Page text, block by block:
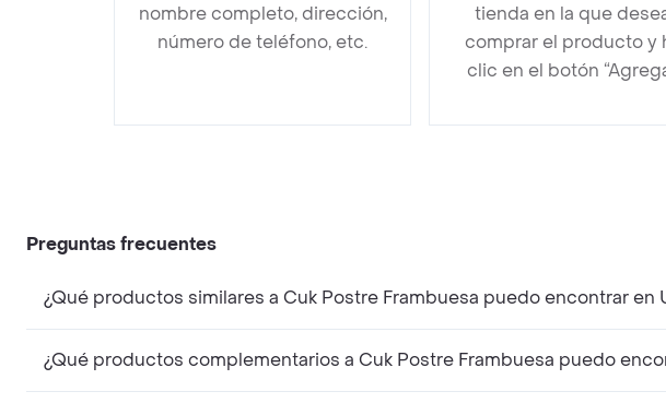
nombre completo, dirección,
número de teléfono, etc.
tienda en la que
comprar el producto y
clic en el botón
Preguntas frecuentes
¿Qué productos similares a Cuk Postre Frambuesa puedo encontrar en
¿Qué productos complementarios a Cuk Postre Frambuesa puedo